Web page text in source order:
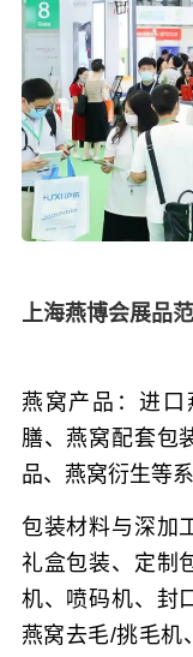
上海燕博会展品范
燕窝产品：进口
膳、燕窝配套包
品、燕窝衍生等
包装材料与深加
礼盒包装、定制
机、喷码机、封
燕窝去毛/挑毛机